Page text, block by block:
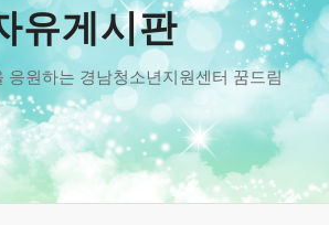
유게시판
응원하는 경남청소년지원센터 꿈드림